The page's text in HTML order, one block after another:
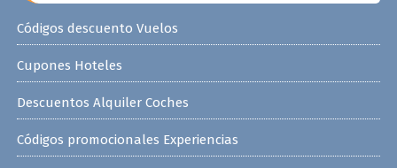
Códigos descuento Vuelos
Cupones Hoteles
Descuentos Alquiler Coches
Códigos promocionales Experiencias